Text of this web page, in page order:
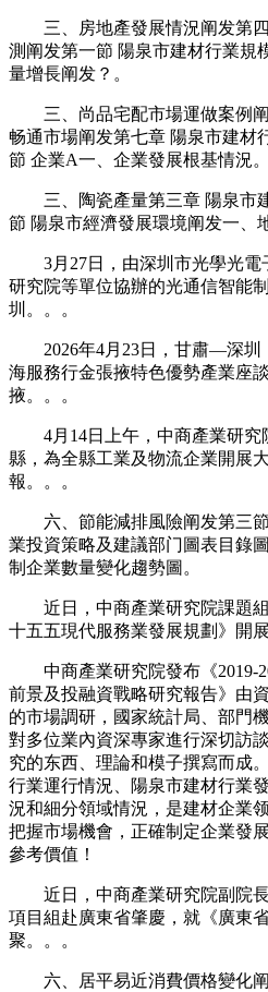
三、房地產發展情況阐发第四
測阐发第一節 陽泉市建材行業規
量增長阐发？。
三、尚品宅配市場運做案例阐
畅通市場阐发第七章 陽泉市建材
節 企業A一、企業發展根基情況。
三、陶瓷產量第三章 陽泉市
節 陽泉市經濟發展環境阐发一、
3月27日，由深圳市光學光電
研究院等單位協辦的光通信智能
圳。。。
2026年4月23日，甘肅—深圳
海服務行金張掖特色優勢產業座
掖。。。
4月14日上午，中商產業研究
縣，為全縣工業及物流企業開展
報。。。
六、節能減排風險阐发第三節
業投資策略及建議部门圖表目錄
制企業數量變化趨勢圖。
近日，中商產業研究院課題組
十五五現代服務業發展規劃》開
中商產業研究院發布《2019-
前景及投融資戰略研究報告》由
的市場調研，國家統計局、部門
對多位業內資深專家進行深切訪
究的东西、理論和模子撰寫而成
行業運行情況、陽泉市建材行業
況和細分領域情況，是建材企業
把握市場機會，正確制定企業發
參考價值！
近日，中商產業研究院副院長
項目組赴廣東省肇慶，就《廣東
聚。。。
六、居平易近消費價格變化阐